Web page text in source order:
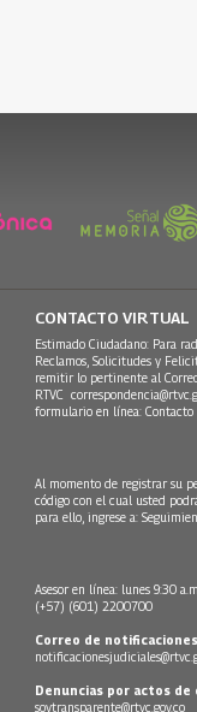
CONTACTO VIRTUAL
Estimado Ciudadano: Para
Reclamos, Solicitudes y
remitir lo pertinente al
RTVC
formulario en línea: Contacto
Al momento de registrar su
código con el cual usted
para ello, ingrese a:
Asesor en línea: lunes 9:30
(+57) (601) 2200700
Correo de
Denuncias por actos de
soytransparente@rtvc.gov.co